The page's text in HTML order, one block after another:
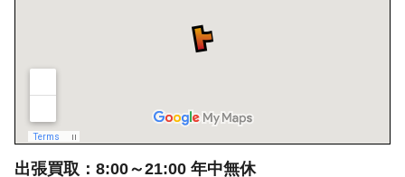
出張買取：8:00～21:00 年中無休